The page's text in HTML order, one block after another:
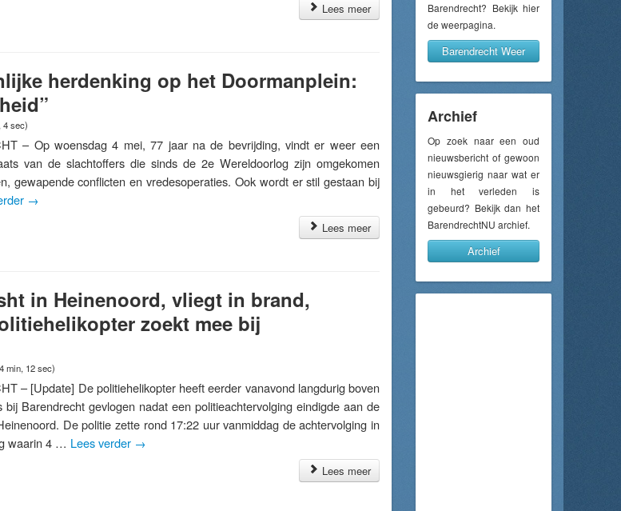
Lees meer
herdenking op het Doormanplein:
4 sec)
– Op woensdag 4 mei, 77 jaar na de bevrijding, vindt er weer een
van de slachtoffers die sinds de 2e Wereldoorlog zijn omgekomen
gewapende conflicten en vredesoperaties. Ook wordt er stil gestaan bij
→
Lees meer
in Heinenoord, vliegt in brand,
zoekt mee bij
min, 12 sec)
– [Update] De politiehelikopter heeft eerder vanavond langdurig boven
bij Barendrecht gevlogen nadat een politieachtervolging eindigde aan de
De politie zette rond 17:22 uur vanmiddag de achtervolging in
waarin 4 … Lees verder →
Lees meer
Barendrecht? Bekijk hier
de weerpagina.
Barendrecht Weer
Archief
Op zoek naar een oud
nieuwsbericht of gewoon
nieuwsgierig naar wat er
in het verleden is
gebeurd? Bekijk dan het
BarendrechtNU archief.
Archief